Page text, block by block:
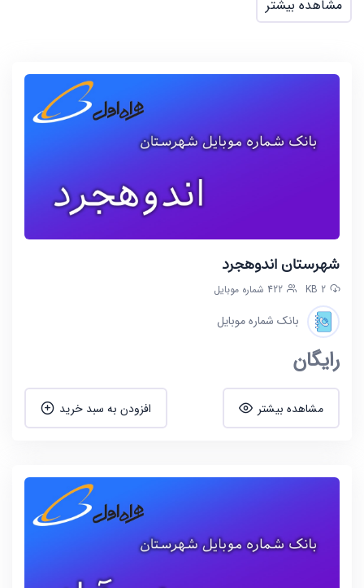
مشاهده بیشتر
شهرستان اندوهجرد
2 KB 422 شماره موبایل
بانک شماره موبایل
رایگان
مشاهده بیشتر افزودن به سبد خرید